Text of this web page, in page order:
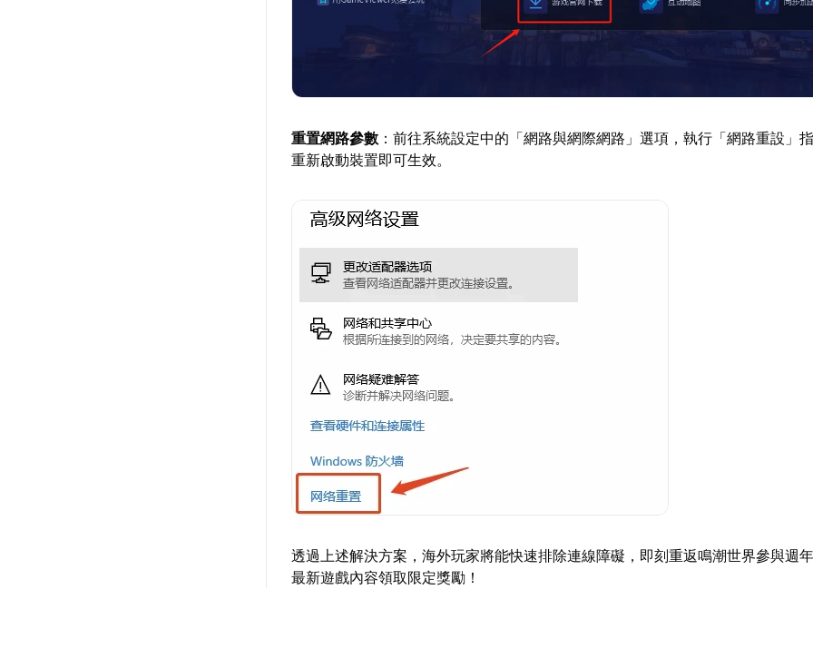
重置網路參數 ：前往系統設定中的「網路與網際網路」選項，執行「網路重設」
重新啟動裝置即可生效。
透過上述解決方案，海外玩家將能快速排除連線障礙，即刻重返鳴潮世界參與週
最新遊戲內容領取限定獎勵！